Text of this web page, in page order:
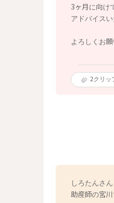
3ヶ月に向け
アドバイスい
よろしくお願
2クリッ
しろたんさ
助産師の宮川